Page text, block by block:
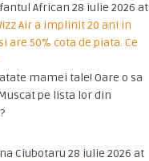
African 28 iulie 2026 at
Air a implinit 20 ani in
are 50% cota de piata. Ce
mamei tale! Oare o sa
pe lista lor din
Ciubotaru 28 iulie 2026 at